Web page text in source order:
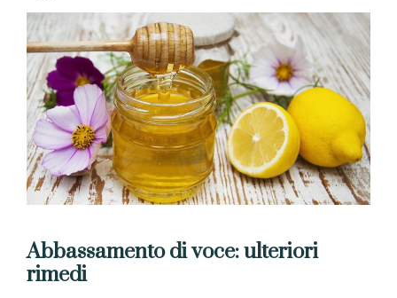
Abbassamento di voce: ulteriori
rimedi